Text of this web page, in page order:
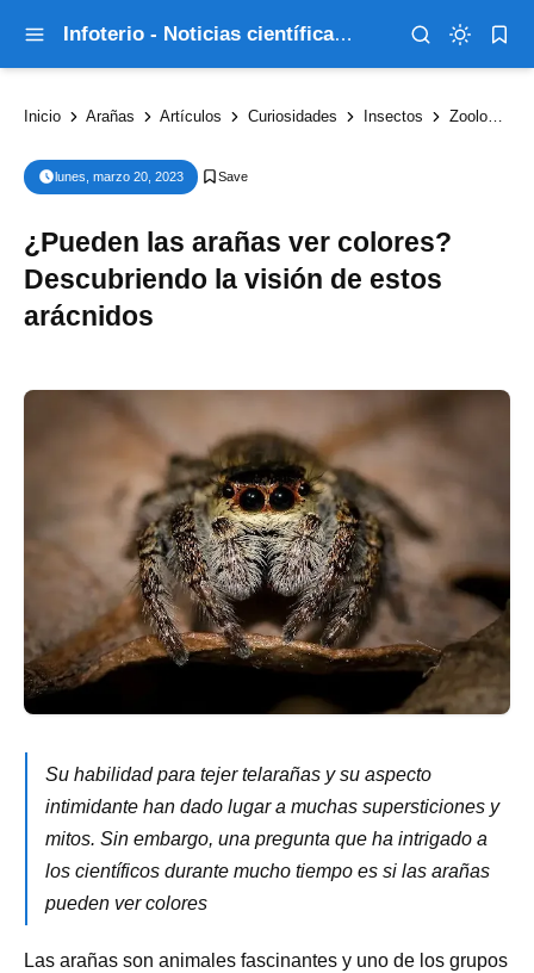
Infoterio - Noticias científicas que explican el mundo
Inicio Arañas Artículos Curiosidades Insectos Zoología
lunes, marzo 20, 2023
¿Pueden las arañas ver colores?
Descubriendo la visión de estos
arácnidos
Su habilidad para tejer telarañas y su aspecto
intimidante han dado lugar a muchas supersticiones y
mitos. Sin embargo, una pregunta que ha intrigado a
los científicos durante mucho tiempo es si las arañas
pueden ver colores
Las arañas son animales fascinantes y uno de los grupos